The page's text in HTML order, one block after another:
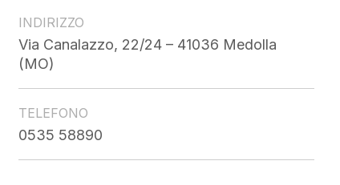
INDIRIZZO
Via Canalazzo, 22/24 – 41036 Medolla
(MO)
TELEFONO
0535 58890